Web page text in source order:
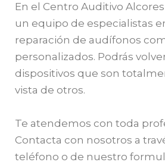
En el Centro Auditivo
un equipo de especialistas
reparación de audífonos
personalizados. Podrás
dispositivos que son
vista de otros.
Te atendemos con toda
Contacta con nosotros a
teléfono o de nuestro